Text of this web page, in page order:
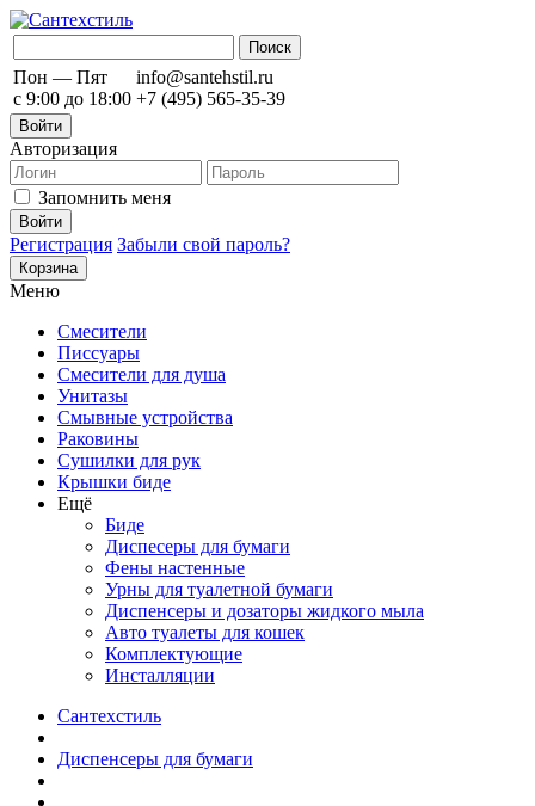
Пон — Пят
с 9:00 до 18:00
info@santehstil.ru
+7 (495) 565-35-39
Войти
Авторизация
Запомнить меня
Регистрация Забыли свой пароль?
Корзина
Меню
Смесители
Писсуары
Смесители для душа
Унитазы
Смывные устройства
Раковины
Сушилки для рук
Крышки биде
Ещё
Биде
Диспесеры для бумаги
Фены настенные
Урны для туалетной бумаги
Диспенсеры и дозаторы жидкого мыла
Авто туалеты для кошек
Комплектующие
Инсталляции
Сантехстиль
Диспенсеры для бумаги